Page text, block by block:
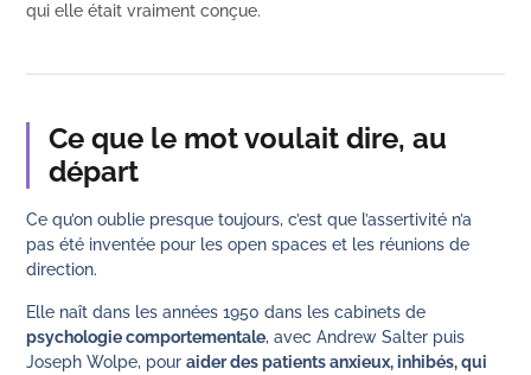
qui elle était vraiment conçue.
Ce que le mot voulait dire, au
départ
Ce qu’on oublie presque toujours, c’est que l’assertivité n’a
pas été inventée pour les open spaces et les réunions de
direction.
Elle naît dans les années 1950 dans les cabinets de
psychologie comportementale, avec Andrew Salter puis
Joseph Wolpe, pouraider des patients anxieux, inhibés, qui